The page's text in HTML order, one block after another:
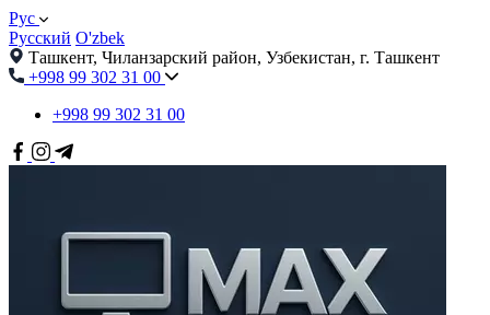
Рус
Русский O'zbek
Ташкент, Чиланзарский район, Узбекистан, г. Ташкент
+998 99 302 31 00
+998 99 302 31 00